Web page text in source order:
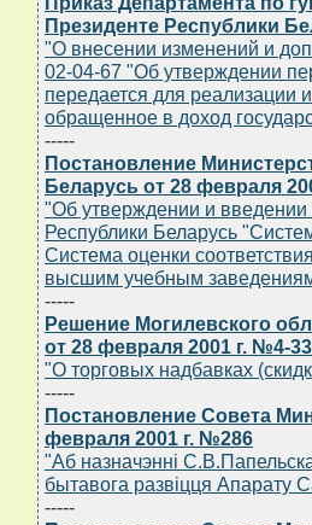
Президенте Республики
"О внесении изменений и
02-04-67 "Об утверждении
передается для реализации
обращенное в доход
-----
Постановление
Беларусь от 28 февраля
"Об утверждении и
Республики Беларусь
Система оценки
высшим учебным
-----
Решение Могилевского
от 28 февраля 2001 г. №4-33
"О торговых надбавках
-----
Постановление Совета
февраля 2001 г. №286
"Аб назначэннi
бытавога развiцця Апарату
-----